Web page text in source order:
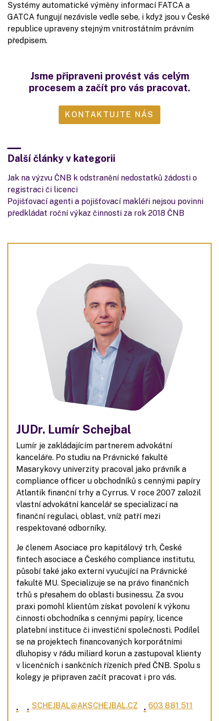
Systémy automatické výměny informací FATCA a
GATCA fungují nezávisle vedle sebe, i když jsou v České
republice upraveny stejným vnitrostátním právním
předpisem.
Jsme připraveni provést vás celým
procesem a začít pro vás pracovat.
KONTAKTUJTE NÁS
Další články v kategorii
Jak na výzvu ČNB k odstranění nedostatků žádosti o
registraci či licenci
Pojišťovací agenti a pojišťovací makléři nejsou povinni
předkládat roční výkaz činnosti za rok 2018 ČNB
JUDr. Lumír Schejbal
Lumír je zakládajícím partnerem advokátní
kanceláře. Po studiu na Právnické fakultě
Masarykovy univerzity pracoval jako právník a
compliance officer u obchodníků s cennými papíry
Atlantik finanční trhy a Cyrrus. V roce 2007 založil
vlastní advokátní kancelář se specializací na
finanční regulaci, oblast, vníž patří mezi
respektované odborníky.
Je členem Asociace pro kapitálový trh, České
fintech asociace a Českého compliance institutu,
působí také jako externí vyučující na Právnické
fakultě MU. Specializuje se na právo finančních
trhů s přesahem do oblasti businessu. Za svou
praxi pomohl klientům získat povolení k výkonu
činnosti obchodníka s cennými papíry, licence
platební instituce či investiční společnosti. Podílel
se na projektech financovaných korporátními
dluhopisy v řádu miliard korun a zastupoval klienty
v licenčních i sankčních řízeních před ČNB. Spolu s
kolegy je připraven začít pracovat i pro vás.
. . SCHEJBAL@AKSCHEJBAL.CZ . 603 881 511